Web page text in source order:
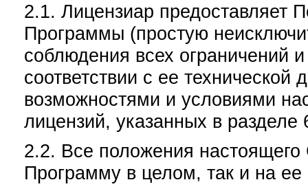
2.1. Лицензиар предоставляет
Программы (простую
соблюдения всех ограничений
соответствии с ее
возможностями и условиями
лицензий, указанных в
2.2. Все положения
Программу в целом, так и на